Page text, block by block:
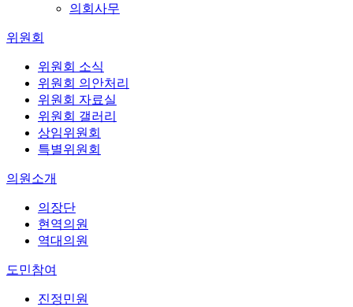
의회사무
위원회
위원회 소식
위원회 의안처리
위원회 자료실
위원회 갤러리
상임위원회
특별위원회
의원소개
의장단
현역의원
역대의원
도민참여
진정민원